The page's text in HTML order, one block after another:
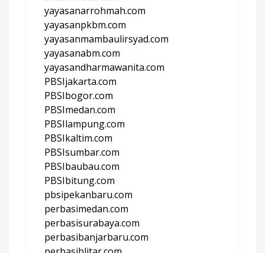
yayasanarrohmah.com
yayasanpkbm.com
yayasanmambaulirsyad.com
yayasanabm.com
yayasandharmawanita.com
PBSIjakarta.com
PBSIbogor.com
PBSImedan.com
PBSIlampung.com
PBSIkaltim.com
PBSIsumbar.com
PBSIbaubau.com
PBSIbitung.com
pbsipekanbaru.com
perbasimedan.com
perbasisurabaya.com
perbasibanjarbaru.com